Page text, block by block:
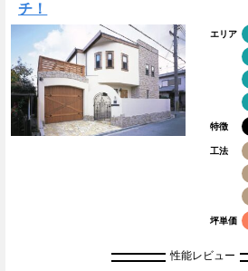
チ！
エリア
特徴
工法
坪単価
性能レビュー